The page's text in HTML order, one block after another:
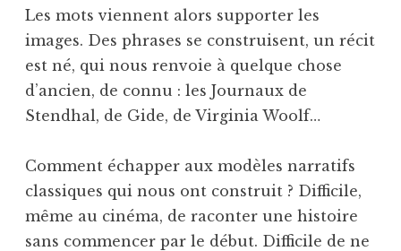
Les mots viennent alors supporter les
images. Des phrases se construisent, un récit
est né, qui nous renvoie à quelque chose
d’ancien, de connu : les Journaux de
Stendhal, de Gide, de Virginia Woolf…
Comment échapper aux modèles narratifs
classiques qui nous ont construit ? Difficile,
même au cinéma, de raconter une histoire
sans commencer par le début. Difficile de ne